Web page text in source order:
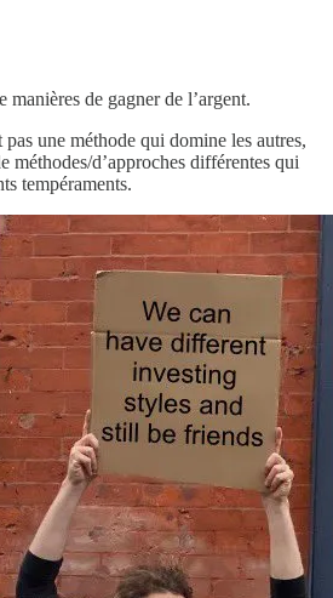
manières de gagner de l’argent.
une méthode qui domine les autres,
méthodes/d’approches différentes qui
tempéraments.